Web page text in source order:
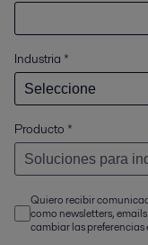
Industria *
Producto *
Quiero recibir
como newsletters,
cambiar las